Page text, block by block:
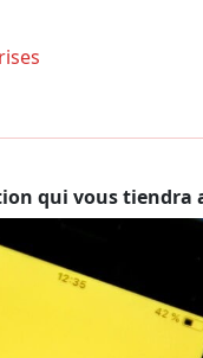
qui vous